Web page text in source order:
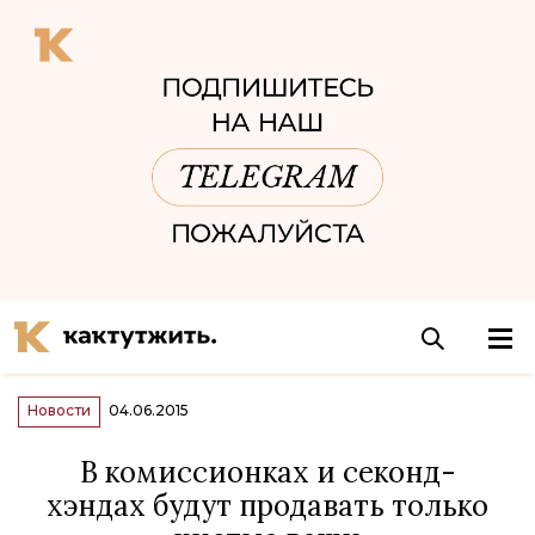
Новости 04.06.2015
В комиссионках и секонд-
хэндах будут продавать только